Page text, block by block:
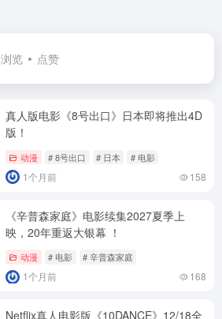
浏览 点赞
真人版电影《8号出口》日本即将推出4D
版！
动漫 # 8号出口 # 日本 # 电影
1个月前 158
《辛普森家庭》电影续集2027夏季上
映，20年重返大银幕 ！
动漫 # 电影 # 辛普森家庭
1个月前 168
Netflix真人电影版《10DANCE》12/18全